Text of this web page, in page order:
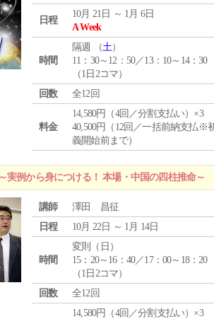
日程
10月 21日 ～ 1月 6日
A Week
時間
隔週 （土）
11：30～12：50／13：10～14：30
（1日2コマ）
回数
全12回
料金
14,580円（4回／分割支払い）×3
40,500円（12回／一括前納支払※
義開始前まで）
例から身につける！ 本場・中国の四柱推命～
講師
澤田 昌征
日程
10月 22日 ～ 1月 14日
時間
変則（日）
15：20～16：40／17：00～18：20
（1日2コマ）
回数
全12回
14,580円（4回／分割支払い）×3